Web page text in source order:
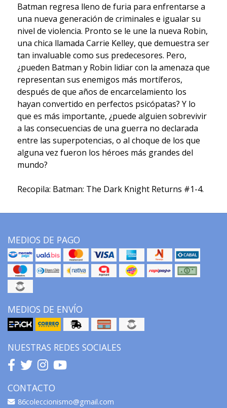
Batman regresa lleno de furia para enfrentarse a
una nueva generación de criminales e igualar su
nivel de violencia. Pronto se le une la nueva Robin,
una chica llamada Carrie Kelley, que demuestra ser
tan invaluable como sus predecesores. Pero,
¿pueden Batman y Robin lidiar con la amenaza que
representan sus enemigos más mortíferos,
después de que años de encarcelamiento los
hayan convertido en perfectos psicópatas? Y lo
que es más importante, ¿puede alguien sobrevivir
a las consecuencias de una guerra no declarada
entre las superpotencias, o al choque de los que
alguna vez fueron los héroes más grandes del
mundo?
Recopila: Batman: The Dark Knight Returns #1-4.
MEDIOS DE PAGO
MEDIOS DE ENVÍO
NUESTRAS REDES SOCIALES
CONTACTO
86coleccionismo@gmail.com